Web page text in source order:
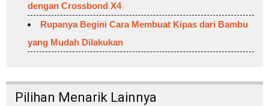
dengan Crossbond X4
Rupanya Begini Cara Membuat Kipas dari Bambu
yang Mudah Dilakukan
Pilihan Menarik Lainnya